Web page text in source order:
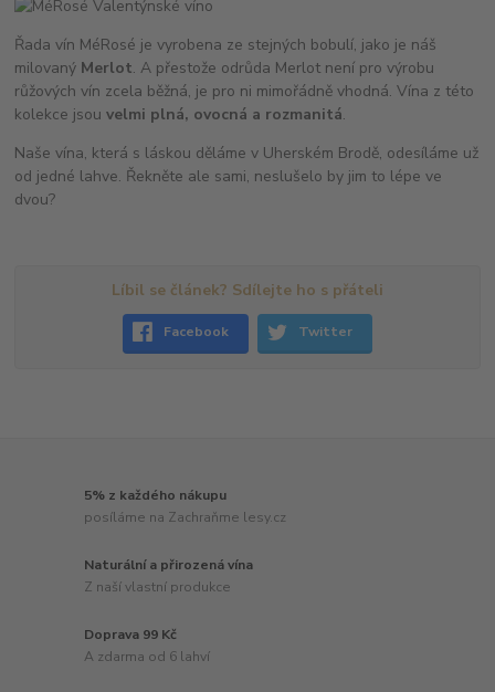
Řada vín MéRosé je vyrobena ze stejných bobulí, jako je náš
milovaný Merlot. A přestože odrůda Merlot není pro výrobu
růžových vín zcela běžná, je pro ni mimořádně vhodná. Vína z této
kolekce jsouvelmi plná, ovocná a rozmanitá.
Naše vína, která s láskou děláme v Uherském Brodě, odesíláme už
od jedné lahve. Řekněte ale sami, neslušelo by jim to lépe ve
dvou?
Líbil se článek? Sdílejte ho s přáteli
Facebook Twitter
5% z každého nákupu
posíláme na Zachraňme lesy.cz
Naturální a přirozená vína
Z naší vlastní produkce
Doprava 99 Kč
A zdarma od 6 lahví